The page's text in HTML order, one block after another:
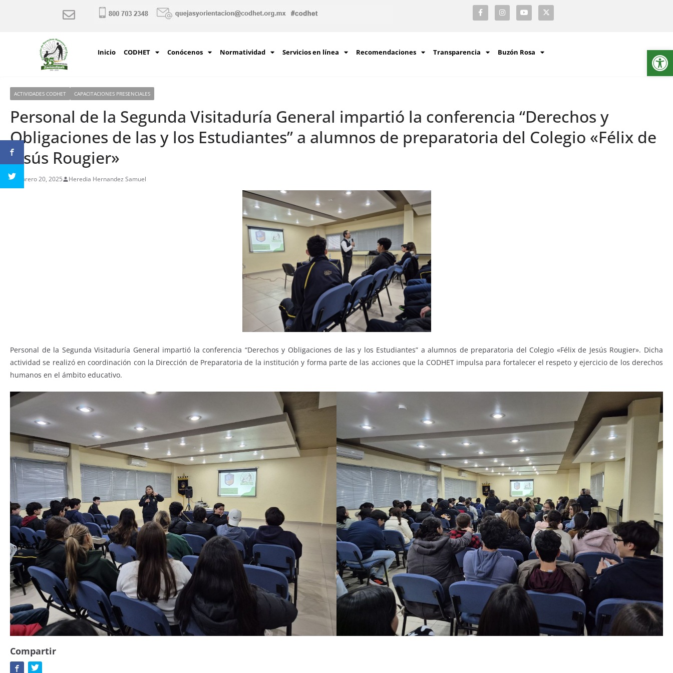
Inicio CODHET Conócenos Normatividad Servicios en línea Recomendaciones Transparencia Buzón Rosa
ACTIVIDADES CODHET CAPACITACIONES PRESENCIALES
Personal de la Segunda Visitaduría General impartió la conferencia “Derechos y
Obligaciones de las y los Estudiantes” a alumnos de preparatoria del Colegio «Félix de
Jesús Rougier»
febrero 20, 2025 Heredia Hernandez Samuel
Personal de la Segunda Visitaduría General impartió la conferencia “Derechos y Obligaciones de las y los Estudiantes” a alumnos de preparatoria del Colegio «Félix de Jesús Rougier». Dicha
actividad se realizó en coordinación con la Dirección de Preparatoria de la institución y forma parte de las acciones que la CODHET impulsa para fortalecer el respeto y ejercicio de los derechos
humanos en el ámbito educativo.
Compartir